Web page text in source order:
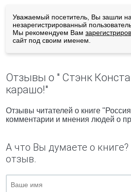
Уважаемый посетитель, Вы зашли на
незарегистрированный
Мы рекомендуем Вам
сайт под своим именем.
Отзывы о " Стэнк
карашо!"
Отзывы читателей о книге
комментарии и мнения людей о
А что Вы думаете о
отзыв.